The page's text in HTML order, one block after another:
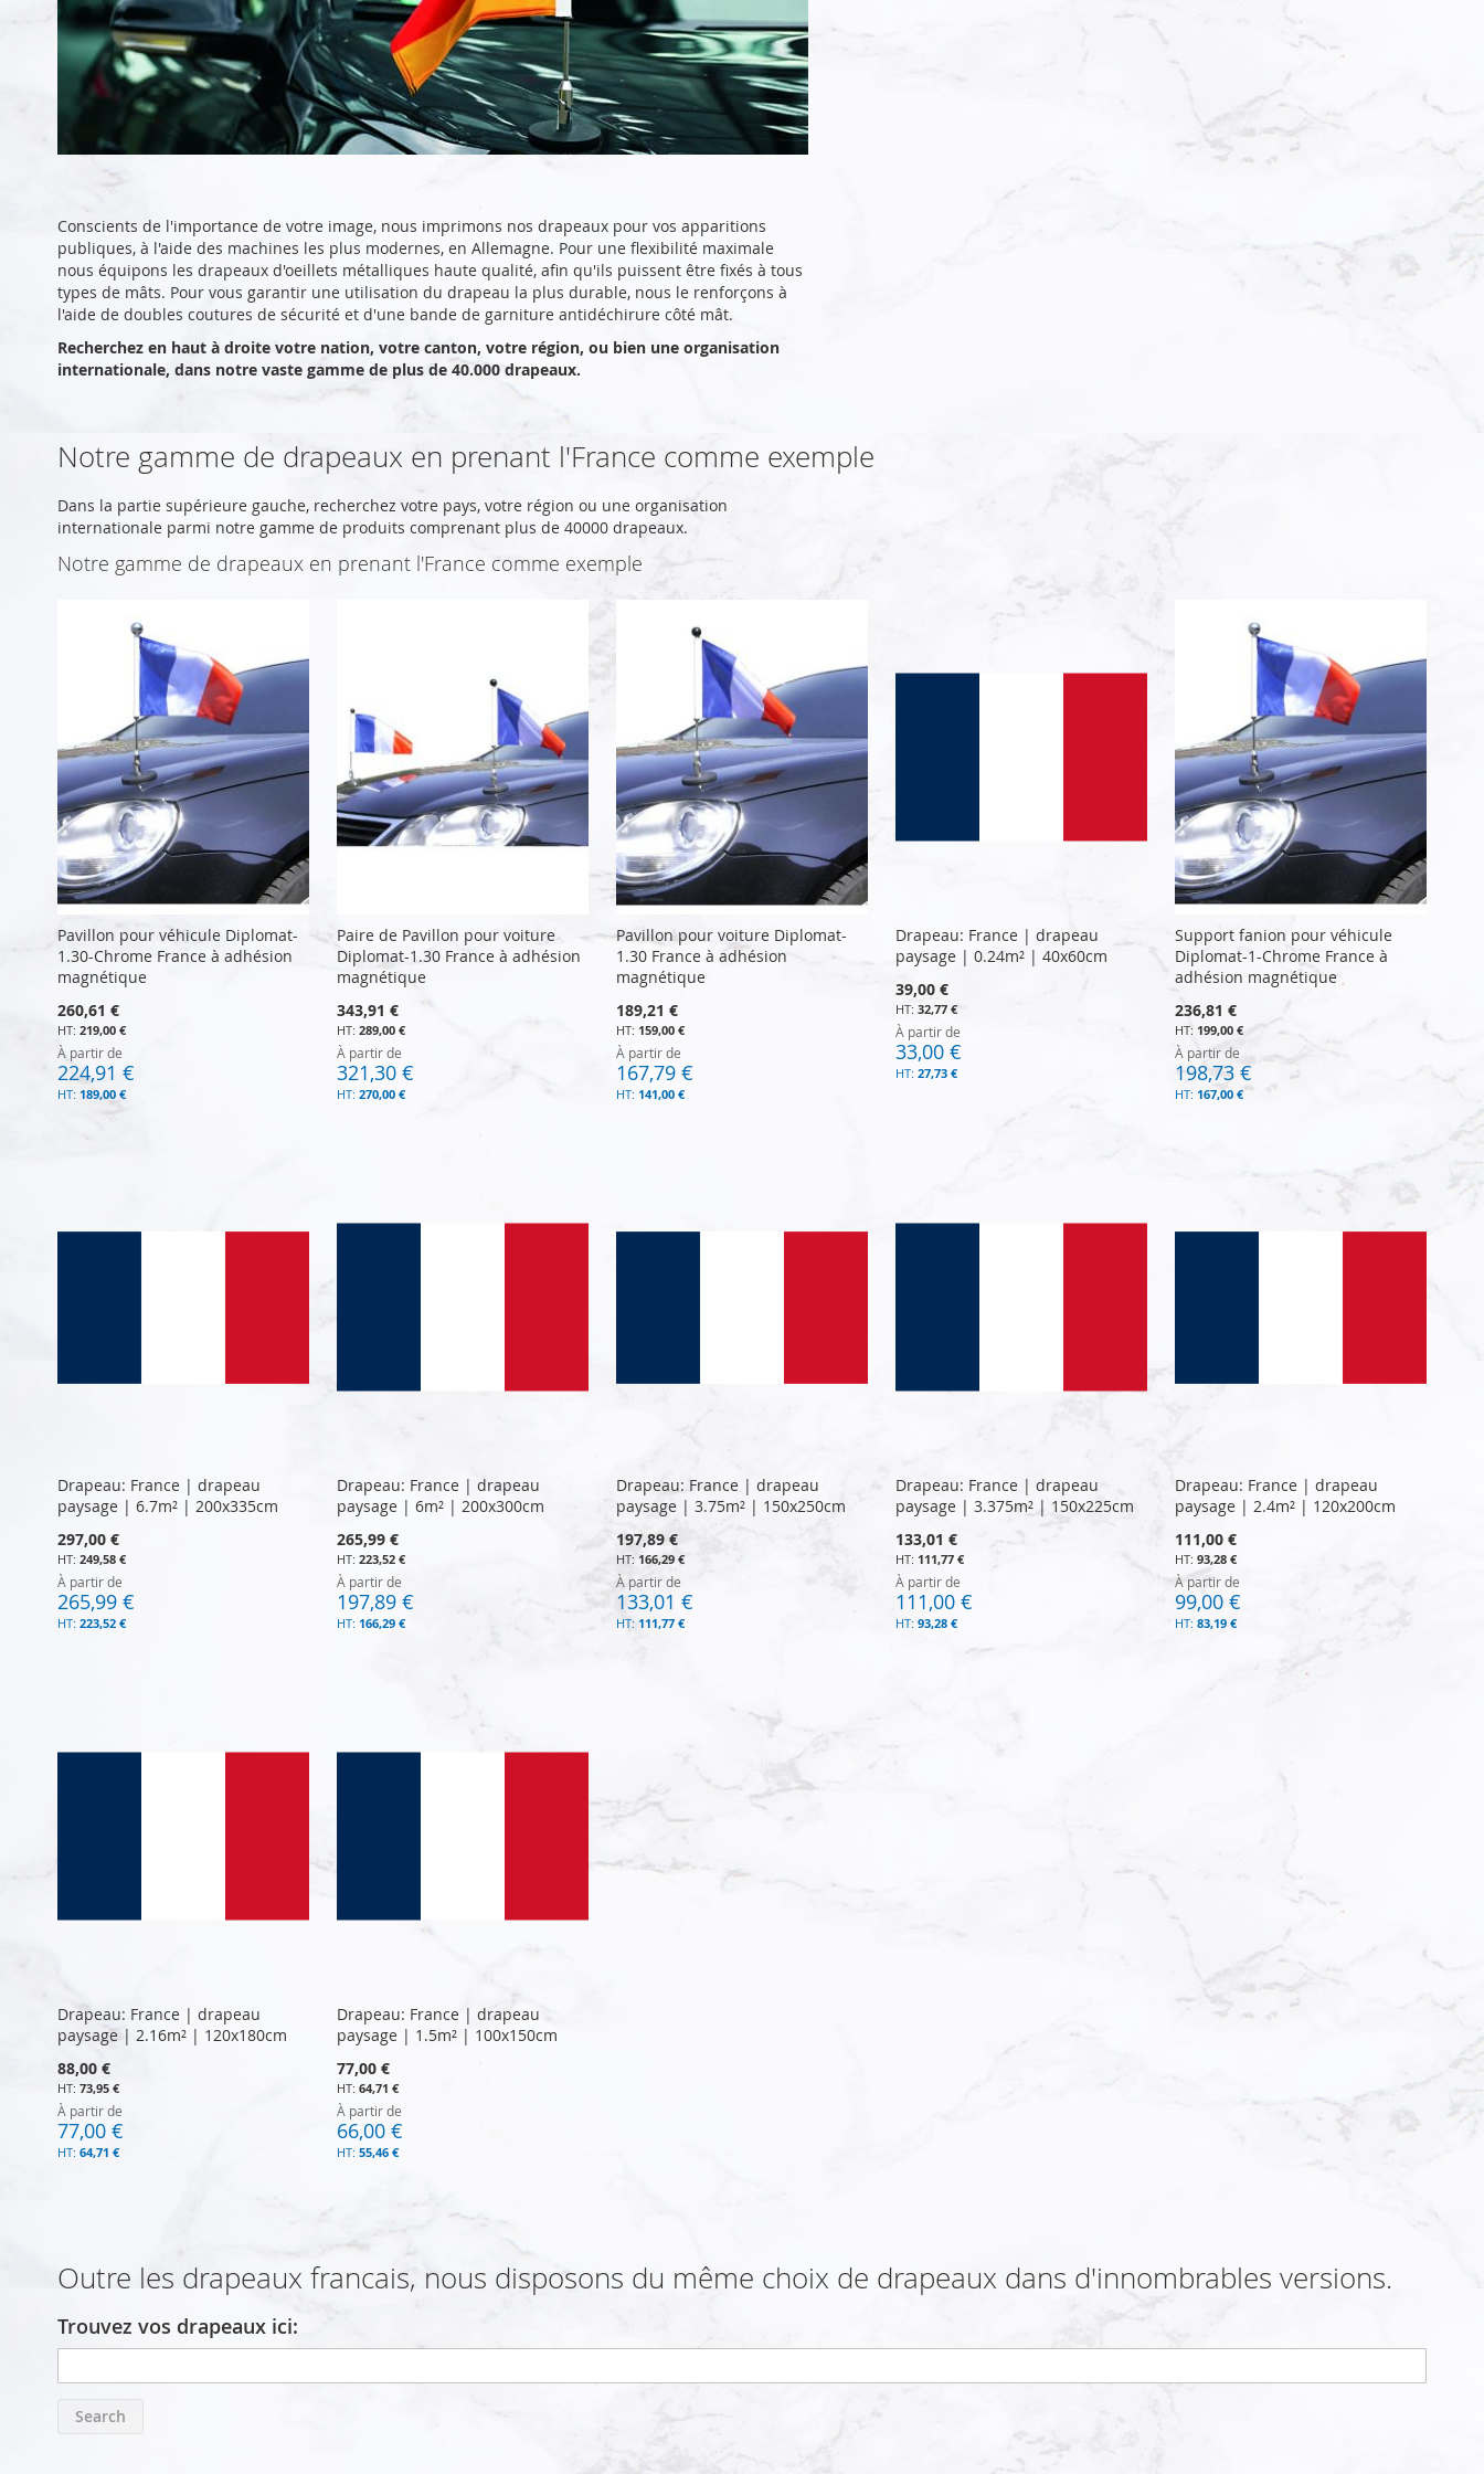
Conscients de l'importance de votre image, nous imprimons nos drapeaux pour vos apparitions
publiques, à l'aide des machines les plus modernes, en Allemagne. Pour une flexibilité maximale
nous équipons les drapeaux d'oeillets métalliques haute qualité, afin qu'ils puissent être fixés à tous
types de mâts. Pour vous garantir une utilisation du drapeau la plus durable, nous le renforçons à
l'aide de doubles coutures de sécurité et d'une bande de garniture antidéchirure côté mât.
Recherchez en haut à droite votre nation, votre canton, votre région, ou bien une organisation
internationale, dans notre vaste gamme de plus de 40.000 drapeaux.
Notre gamme de drapeaux en prenant l'France comme exemple
Dans la partie supérieure gauche, recherchez votre pays, votre région ou une organisation
internationale parmi notre gamme de produits comprenant plus de 40000 drapeaux.
Notre gamme de drapeaux en prenant l'France comme exemple
Pavillon pour véhicule Diplomat-
1.30-Chrome France à adhésion
magnétique
260,61 €
219,00 €
À partir de
224,91 €
189,00 €
Paire de Pavillon pour voiture
Diplomat-1.30 France à adhésion
magnétique
343,91 €
289,00 €
À partir de
321,30 €
270,00 €
Pavillon pour voiture Diplomat-
1.30 France à adhésion
magnétique
189,21 €
159,00 €
À partir de
167,79 €
141,00 €
Drapeau: France | drapeau
paysage | 0.24m² | 40x60cm
39,00 €
32,77 €
À partir de
33,00 €
27,73 €
Support fanion pour véhicule
Diplomat-1-Chrome France à
adhésion magnétique
236,81 €
199,00 €
À partir de
198,73 €
167,00 €
Drapeau: France | drapeau
paysage | 6.7m² | 200x335cm
297,00 €
249,58 €
À partir de
265,99 €
223,52 €
Drapeau: France | drapeau
paysage | 6m² | 200x300cm
265,99 €
223,52 €
À partir de
197,89 €
166,29 €
Drapeau: France | drapeau
paysage | 3.75m² | 150x250cm
197,89 €
166,29 €
À partir de
133,01 €
111,77 €
Drapeau: France | drapeau
paysage | 3.375m² | 150x225cm
133,01 €
111,77 €
À partir de
111,00 €
93,28 €
Drapeau: France | drapeau
paysage | 2.4m² | 120x200cm
111,00 €
93,28 €
À partir de
99,00 €
83,19 €
Drapeau: France | drapeau
paysage | 2.16m² | 120x180cm
88,00 €
73,95 €
À partir de
77,00 €
64,71 €
AJOUTER
COMPARATEUR
Drapeau: France | drapeau
paysage | 1.5m² | 100x150cm
77,00 €
64,71 €
À partir de
66,00 €
55,46 €
AJOUTER
COMPARATEUR
Outre les drapeaux francais, nous disposons du même choix de drapeaux dans d'innombrables versions.
Trouvez vos drapeaux ici:
Search